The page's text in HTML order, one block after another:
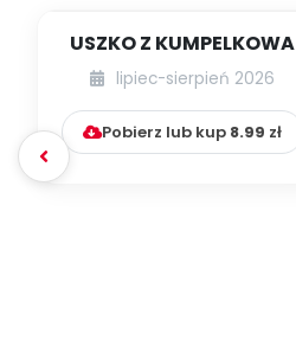
USZKO Z KUMPELKOWA
lipiec-sierpień 2026
Pobierz lub kup 8.99 zł